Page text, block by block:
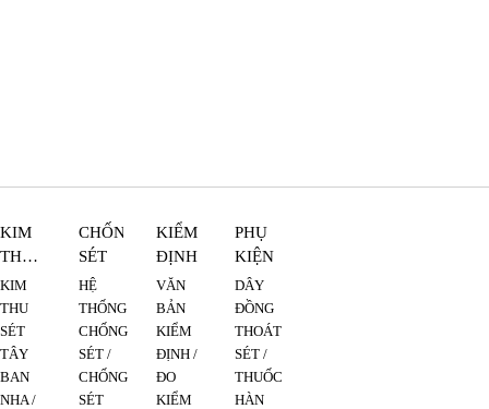
KIM
THU
SÉT
KIM
THU
SÉT
TÂY
BAN
NHA /
CHỐNG
SÉT
HỆ
THỐNG
CHỐNG
SÉT /
CHỐNG
SÉT
KIỂM
ĐỊNH
VĂN
BẢN
KIỂM
ĐỊNH /
ĐO
KIỂM
PHỤ
KIỆN
DÂY
ĐỒNG
THOÁT
SÉT /
THUỐC
HÀN